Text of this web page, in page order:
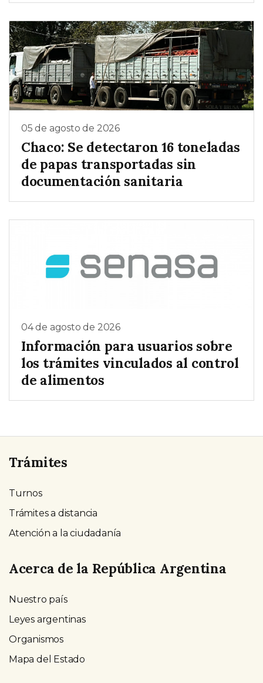
05 de agosto de 2026
Chaco: Se detectaron 16 toneladas
de papas transportadas sin
documentación sanitaria
04 de agosto de 2026
Información para usuarios sobre
los trámites vinculados al control
de alimentos
Trámites
Turnos
Trámites a distancia
Atención a la ciudadanía
Acerca de la República Argentina
Nuestro país
Leyes argentinas
Organismos
Mapa del Estado